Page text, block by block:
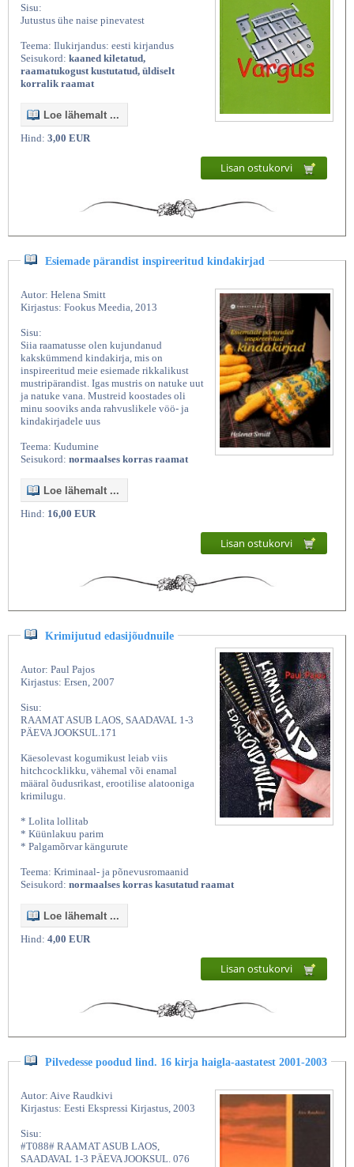
Sisu:
Jutustus ühe naise pinevatest
Teema: Ilukirjandus: eesti kirjandus
Seisukord: kaaned kiletatud,
raamatukogust kustutatud, üldiselt
korralik raamat
Loe lähemalt ...
Hind: 3,00 EUR
Lisan ostukorvi
Esiemade pärandist inspireeritud kindakirjad
Autor: Helena Smitt
Kirjastus: Fookus Meedia, 2013
Sisu:
Siia raamatusse olen kujundanud
kakskümmend kindakirja, mis on
inspireeritud meie esiemade rikkalikust
mustripärandist. Igas mustris on natuke uut
ja natuke vana. Mustreid koostades oli
minu sooviks anda rahvuslikele vöö- ja
kindakirjadele uus
Teema: Kudumine
Seisukord: normaalses korras raamat
Loe lähemalt ...
Hind: 16,00 EUR
Lisan ostukorvi
Krimijutud edasijõudnuile
Autor: Paul Pajos
Kirjastus: Ersen, 2007
Sisu:
RAAMAT ASUB LAOS, SAADAVAL 1-3
PÄEVA JOOKSUL.171
Käesolevast kogumikust leiab viis
hitchcocklikku, vähemal või enamal
määral õudusrikast, erootilise alatooniga
krimilugu.
* Lolita lollitab
* Küünlakuu parim
* Palgamõrvar kängurute
Teema: Kriminaal- ja põnevusromaanid
Seisukord: normaalses korras kasutatud raamat
Loe lähemalt ...
Hind: 4,00 EUR
Lisan ostukorvi
Pilvedesse poodud lind. 16 kirja haigla-aastatest 2001-2003
Autor: Aive Raudkivi
Kirjastus: Eesti Ekspressi Kirjastus, 2003
Sisu:
#T088# RAAMAT ASUB LAOS,
SAADAVAL 1-3 PÄEVA JOOKSUL. 076